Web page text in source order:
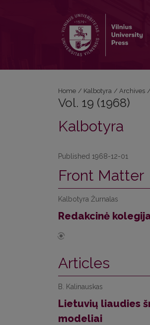
Home / Kalbotyra / Archives /
Vol. 19 (1968)
Kalbotyra
Published 1968-12-01
Front Matter
Kalbotyra Žurnalas
Redakcinė
Articles
B. Kalinauskas
Lietuvių liaudies
modeliai